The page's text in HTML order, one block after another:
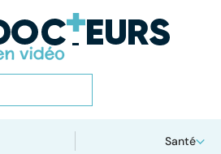
Santé